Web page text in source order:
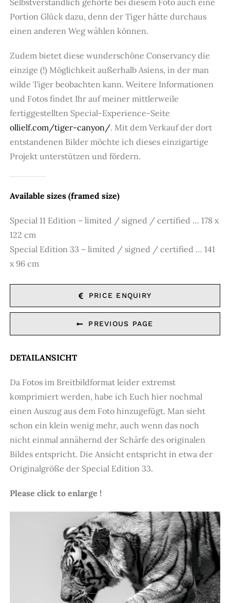
Portion Glück dazu, denn der Tiger hätte durchaus
einen anderen Weg wählen können.
Zudem bietet diese wunderschöne Conservancy die
einzige (!) Möglichkeit außerhalb Asiens, in der man
wilde Tiger beobachten kann. Weitere Informationen
und Fotos findet Ihr auf meiner mittlerweile
fertiggestellten Special-Experience-Seite
ollielf.com/tiger-canyon/. Mit dem Verkauf der dort
entstandenen Bilder möchte ich dieses einzigartige
Projekt unterstützen und fördern.
Available sizes (framed size)
Special 11 Edition – limited / signed / certified … 178 x
122 cm
Special Edition 33 – limited / signed / certified … 141
x 96 cm
PRICE ENQUIRY
PREVIOUS PAGE
DETAILANSICHT
Da Fotos im Breitbildformat leider extremst
komprimiert werden, habe ich Euch hier nochmal
einen Auszug aus dem Foto hinzugefügt. Man sieht
schon ein klein wenig mehr, auch wenn das noch
nicht einmal annähernd der Schärfe des originalen
Bildes entspricht. Die Ansicht entspricht in etwa der
Originalgröße der Special Edition 33.
Please click to enlarge !